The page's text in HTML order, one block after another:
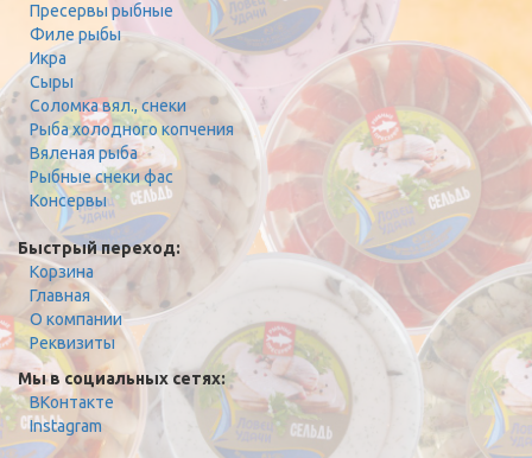
Пресервы рыбные
Филе рыбы
Икра
Сыры
Соломка вял., снеки
Рыба холодного копчения
Вяленая рыба
Рыбные снеки фас
Консервы
Быстрый переход:
Корзина
Главная
О компании
Реквизиты
Мы в социальных сетях:
ВКонтакте
Instagram